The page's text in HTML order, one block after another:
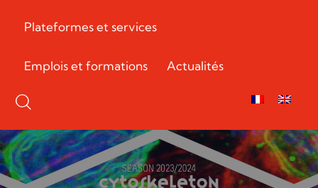
Plateformes et services
Emplois et formations Actualités